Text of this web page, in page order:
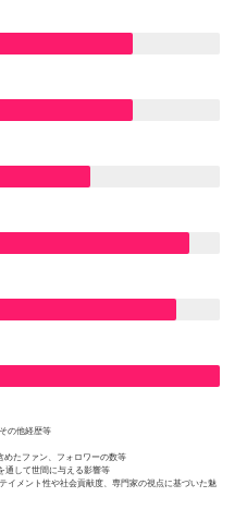
の他経歴等
たファン、フォロワーの数等
通して世間に与える影響等
メント性や社会貢献度、専門家の視点に基づいた魅